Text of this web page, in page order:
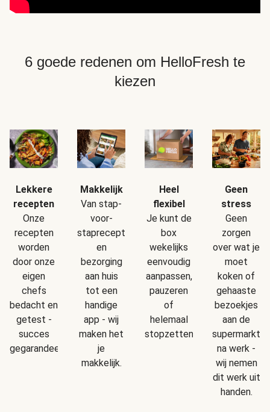
6 goede redenen om HelloFresh te
kiezen
Lekkere
recepten
Onze
recepten
worden
door onze
eigen
chefs
bedacht en
getest -
succes
gegarandeerd!
Makkelijk
Van stap-
voor-
staprecepten
en
bezorging
aan huis
tot een
handige
app - wij
maken het
je
makkelijk.
Heel
flexibel
Je kunt de
box
wekelijks
eenvoudig
aanpassen,
pauzeren
of
helemaal
stopzetten.
Geen
stress
Geen
zorgen
over wat je
moet
koken of
gehaaste
bezoekjes
aan de
supermarkt
na werk -
wij nemen
dit werk uit
handen.